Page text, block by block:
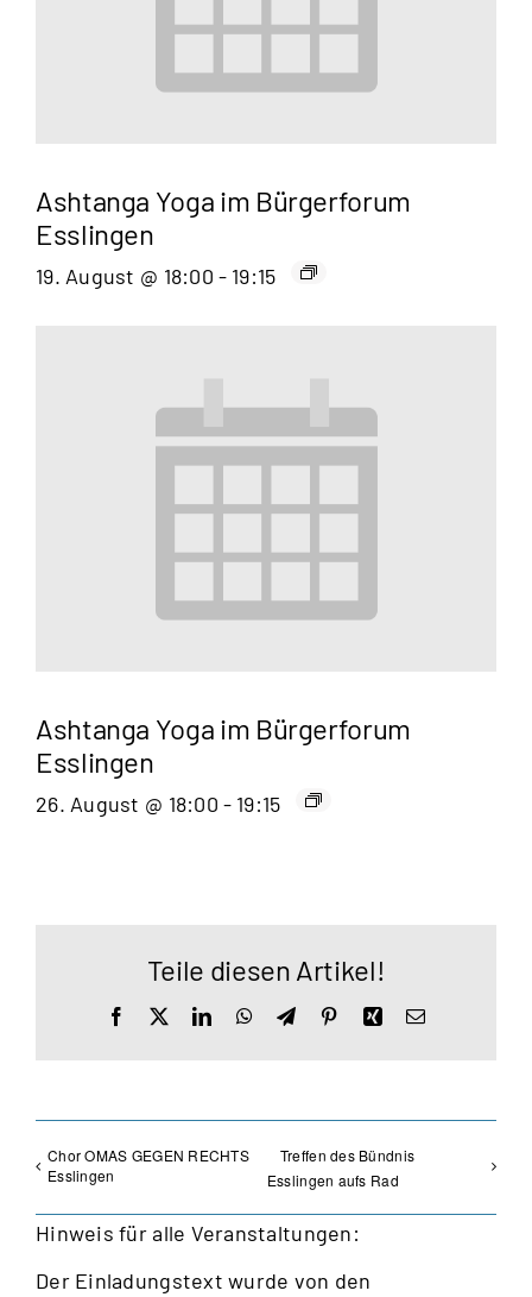
Ashtanga Yoga im Bürgerforum
Esslingen
19. August @ 18:00 - 19:15
Ashtanga Yoga im Bürgerforum
Esslingen
26. August @ 18:00 - 19:15
Teile diesen Artikel!
Facebook LinkedInWhatsApp
TelegramPinterestXingE-
Chor OMAS GEGEN RECHTS
Esslingen
Treffen des Bündnis
Esslingen aufs Rad
Hinweis für alle Veranstaltungen:
Der Einladungstext wurde von den